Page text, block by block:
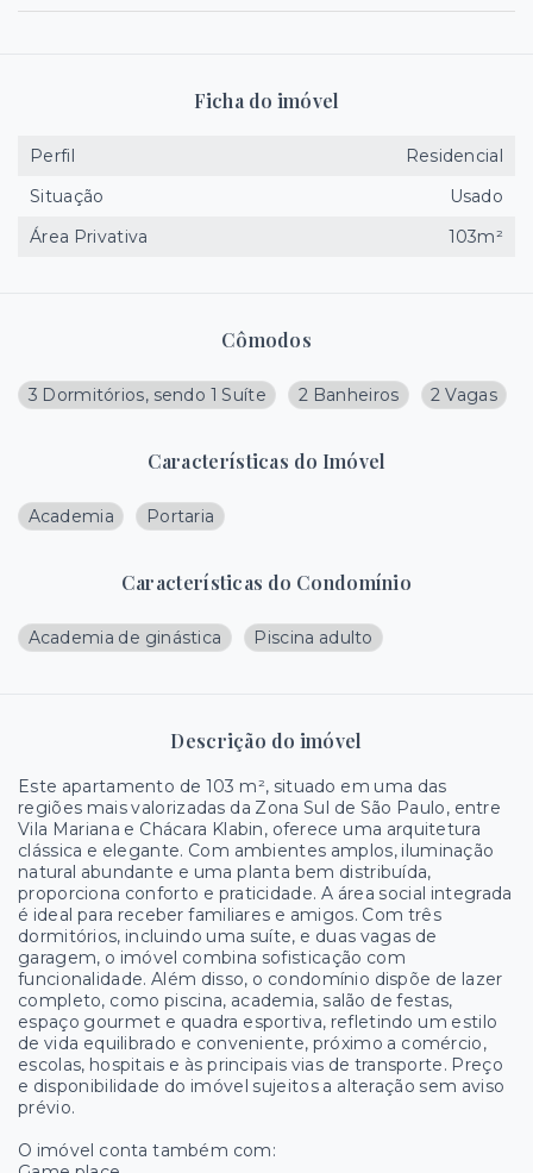
Cômodos
3 Dormitórios, sendo 1 Suíte 2 Banheiros 2 Vagas
Características do Imóvel
Academia Portaria
Características do Condomínio
Academia de ginástica Piscina adulto
Descrição do imóvel
Este apartamento de 103 m², situado em uma das
regiões mais valorizadas da Zona Sul de São Paulo, entre
Vila Mariana e Chácara Klabin, oferece uma arquitetura
clássica e elegante. Com ambientes amplos, iluminação
natural abundante e uma planta bem distribuída,
proporciona conforto e praticidade. A área social integrada
é ideal para receber familiares e amigos. Com três
dormitórios, incluindo uma suíte, e duas vagas de
garagem, o imóvel combina sofisticação com
funcionalidade. Além disso, o condomínio dispõe de lazer
completo, como piscina, academia, salão de festas,
espaço gourmet e quadra esportiva, refletindo um estilo
de vida equilibrado e conveniente, próximo a comércio,
escolas, hospitais e às principais vias de transporte. Preço
e disponibilidade do imóvel sujeitos a alteração sem aviso
prévio.
O imóvel conta também com:
Ficha do imóvel
Perfil
Residencial
Situação
Usado
Área Privativa
103m²